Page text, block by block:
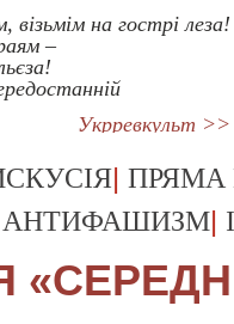
візьмім на гострі леза!
–
Укрревкульт >>
| ПРЯМА
АНТИФАШИЗМ|